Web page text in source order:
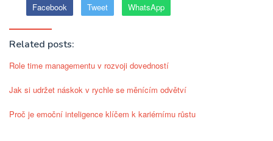
Facebook Tweet WhatsApp
Related posts:
Role time managementu v rozvoji dovedností
Jak si udržet náskok v rychle se měnícím odvětví
Proč je emoční inteligence klíčem k kariérnímu růstu